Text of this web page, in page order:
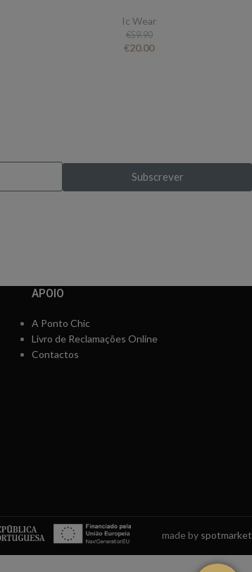
Ic Wear
€59.90
€20.00
Subscrever
APOIO
A Ponto Chic
Livro de Reclamações Online
Contactos
made by spotmarket